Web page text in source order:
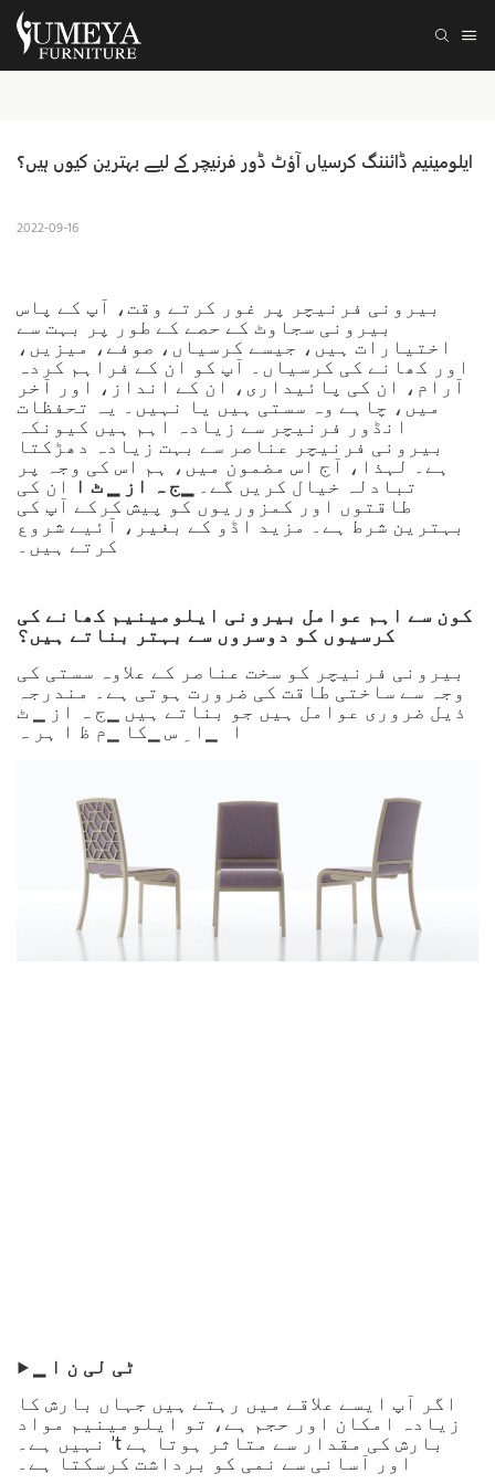
ایلومینیم ڈائننگ کرسیاں آؤٹ ڈور فرنیچر کے لیے بہترین کیوں ہیں؟
2022-09-16
بیرونی فرنیچر پر غور کرتے وقت، آپ کے پاس
بیرونی سجاوٹ کے حصے کے طور پر بہت سے
اختیارات ہیں، جیسے کرسیاں، صوفے، میزیں،
اور کھانے کی کرسیاں۔ آپ کو ان کے فراہم کردہ
آرام، ان کی پائیداری، ان کے انداز، اور آخر
میں، چاہے وہ سستی ہیں یا نہیں۔ یہ تحفظات
انڈور فرنیچر سے زیادہ اہم ہیں کیونکہ
بیرونی فرنیچر عناصر سے بہت زیادہ دھڑکتا
ہے۔ لہذا، آج اس مضمون میں، ہم اس کی وجہ پر
تبادلہ خیال کریں گے۔
▁ج ہ از ▁ ٹ ا
ان کی
طاقتوں اور کمزوریوں کو پیش کرکے آپ کی
بہترین شرط ہے۔ مزید اڈو کے بغیر، آئیے شروع
کرتے ہیں۔
کون سے اہم عوامل بیرونی ایلومینیم کھانے کی
کرسیوں کو دوسروں سے بہتر بناتے ہیں؟
بیرونی فرنیچر کو سخت عناصر کے علاوہ سستی کی
وجہ سے ساختی طاقت کی ضرورت ہوتی ہے۔ مندرجہ
ذیل ضروری عوامل ہیں جو بناتے ہیں
▁ج ہ از ▁ ٹ
ا
▁ا ِ س ▁کا ▁م ظ ا ہر ہ
▶
▁ ٹی لی ن ا
اگر آپ ایسے علاقے میں رہتے ہیں جہاں بارش کا
زیادہ امکان اور حجم ہے، تو ایلومینیم مواد
نہیں ہے۔ ’t بارش کی مقدار سے متاثر ہوتا ہے
اور آسانی سے نمی کو برداشت کرسکتا ہے۔